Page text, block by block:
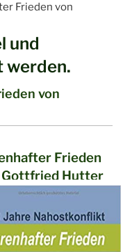
Frieden von
und
werden.
von
Frieden
Gottfried Hutter